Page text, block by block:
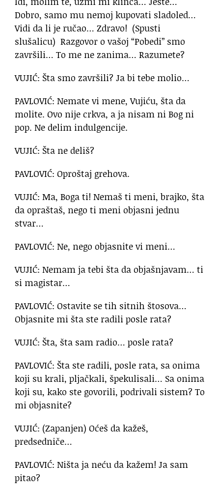
Dobro, samo mu nemoj kupovati sladoled…
Vidi da li je ručao… Zdravo! (Spusti
slušalicu) Razgovor o vašoj “Pobedi” smo
završili… To me ne zanima… Razumete?
VUJIĆ: Šta smo završili? Ja bi tebe molio…
PAVLOVIĆ: Nemate vi mene, Vujiću, šta da
molite. Ovo nije crkva, a ja nisam ni Bog ni
pop. Ne delim indulgencije.
VUJIĆ: Šta ne deliš?
PAVLOVIĆ: Oproštaj grehova.
VUJIĆ: Ma, Boga ti! Nemaš ti meni, brajko, šta
da opraštaš, nego ti meni objasni jednu
stvar…
PAVLOVIĆ: Ne, nego objasnite vi meni…
VUJIĆ: Nemam ja tebi šta da objašnjavam… ti
si magistar…
PAVLOVIĆ: Ostavite se tih sitnih štosova…
Objasnite mi šta ste radili posle rata?
VUJIĆ: Šta, šta sam radio… posle rata?
PAVLOVIĆ: Šta ste radili, posle rata, sa onima
koji su krali, pljačkali, špekulisali… Sa onima
koji su, kako ste govorili, podrivali sistem? To
mi objasnite?
VUJIĆ: (Zapanjen) Oćeš da kažeš,
predsedniče…
PAVLOVIĆ: Ništa ja neću da kažem! Ja sam
pitao?